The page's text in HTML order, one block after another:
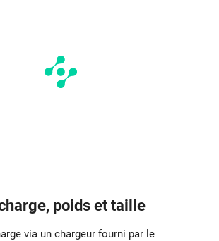
poids et taille
via un chargeur fourni par le